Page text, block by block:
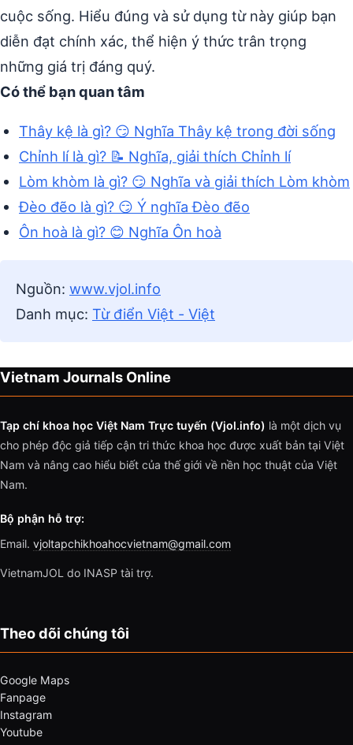
cuộc sống. Hiểu đúng và sử dụng từ này giúp bạn
diễn đạt chính xác, thể hiện ý thức trân trọng
những giá trị đáng quý.
Có thể bạn quan tâm
Thây kệ là gì? 😏 Nghĩa Thây kệ trong đời sống
Chỉnh lí là gì? 📝 Nghĩa, giải thích Chỉnh lí
Lòm khòm là gì? 😏 Nghĩa và giải thích Lòm khòm
Đèo đẽo là gì? 😏 Ý nghĩa Đèo đẽo
Ôn hoà là gì? 😊 Nghĩa Ôn hoà
Nguồn: www.vjol.info
Danh mục: Từ điển Việt - Việt
Vietnam Journals Online
Tạp chí khoa học Việt Nam Trực tuyến (Vjol.info) là một dịch vụ
cho phép độc giả tiếp cận tri thức khoa học được xuất bản tại Việt
Nam và nâng cao hiểu biết của thế giới về nền học thuật của Việt
Nam.
Bộ phận hỗ trợ:
Email. vjoltapchikhoahocvietnam@gmail.com
VietnamJOL do INASP tài trợ.
Theo dõi chúng tôi
Google Maps
Fanpage
Instagram
Youtube